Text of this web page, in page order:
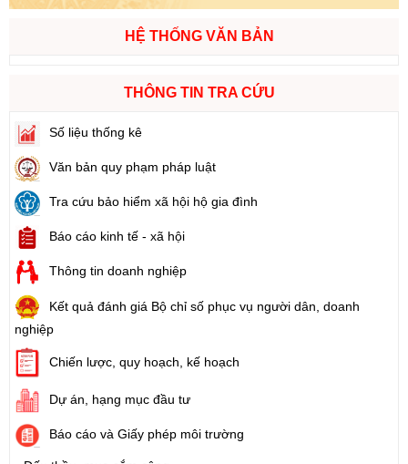
HỆ THỐNG VĂN BẢN
THÔNG TIN TRA CỨU
Số liệu thống kê
Văn bản quy phạm pháp luật
Tra cứu bảo hiểm xã hội hộ gia đình
Báo cáo kinh tế - xã hội
Thông tin doanh nghiệp
Kết quả đánh giá Bộ chỉ số phục vụ người dân, doanh
nghiệp
Chiến lược, quy hoạch, kế hoạch
Dự án, hạng mục đầu tư
Báo cáo và Giấy phép môi trường